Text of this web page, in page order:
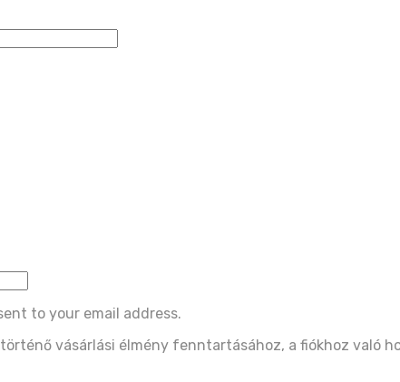
to your email address.
vásárlási élmény fenntartásához, a fiókhoz való